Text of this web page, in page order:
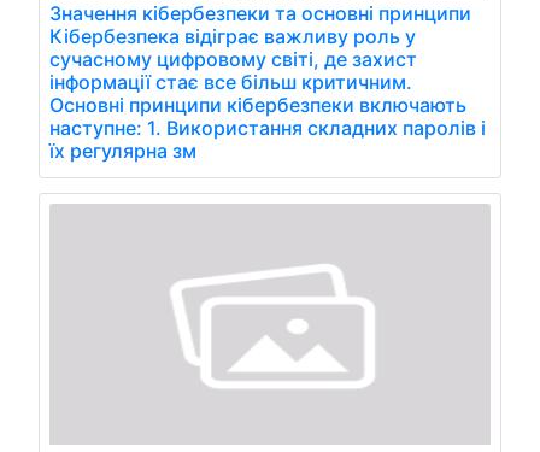
Значення кібербезпеки та основні принципи
Кібербезпека відіграє важливу роль у
сучасному цифровому світі, де захист
інформації стає все більш критичним.
Основні принципи кібербезпеки включають
наступне: 1. Використання складних паролів і
їх регулярна зм